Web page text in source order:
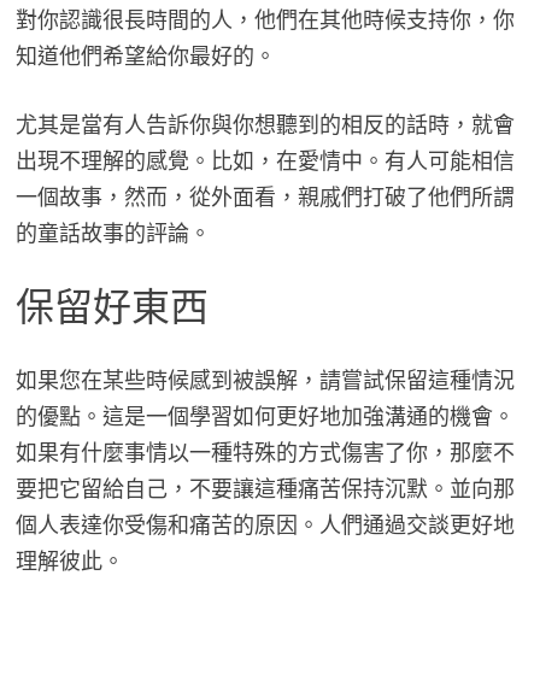
對你認識很長時間的人，他們在其他時候支持你，你
知道他們希望給你最好的。
尤其是當有人告訴你與你想聽到的相反的話時，就會
出現不理解的感覺。比如，在愛情中。有人可能相信
一個故事，然而，從外面看，親戚們打破了他們所謂
的童話故事的評論。
保留好東西
如果您在某些時候感到被誤解，請嘗試保留這種情況
的優點。這是一個學習如何更好地加強溝通的機會。
如果有什麼事情以一種特殊的方式傷害了你，那麼不
要把它留給自己，不要讓這種痛苦保持沉默。並向那
個人表達你受傷和痛苦的原因。人們通過交談更好地
理解彼此。